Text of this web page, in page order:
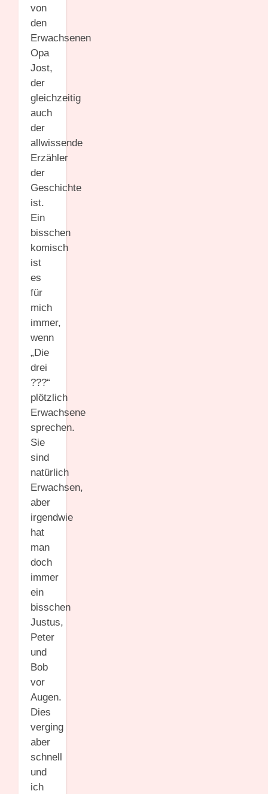
von
den
Erwachsenen
Opa
Jost,
der
gleichzeitig
auch
der
allwissende
Erzähler
der
Geschichte
ist.
Ein
bisschen
komisch
ist
es
für
mich
immer,
wenn
„Die
drei
???“
plötzlich
Erwachsene
sprechen.
Sie
sind
natürlich
Erwachsen,
aber
irgendwie
hat
man
doch
immer
ein
bisschen
Justus,
Peter
und
Bob
vor
Augen.
Dies
verging
aber
schnell
und
ich